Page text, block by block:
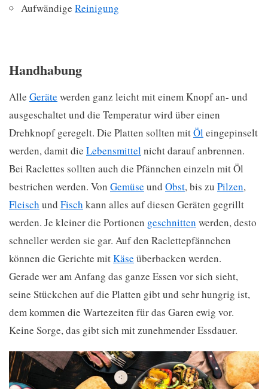
Aufwändige Reinigung
Handhabung
Alle Geräte werden ganz leicht mit einem Knopf an- und
ausgeschaltet und die Temperatur wird über einen
Drehknopf geregelt. Die Platten sollten mitÖleingepinselt
werden, damit die Lebensmittelnicht darauf anbrennen.
Bei Raclettes sollten auch die Pfännchen einzeln mit Öl
bestrichen werden. Von Gemüse und Obst, bis zu Pilzen,
Fleisch und Fisch kann alles auf diesen Geräten gegrillt
werden. Je kleiner die Portionen geschnitten werden, desto
schneller werden sie gar. Auf den Raclettepfännchen
können die Gerichte mitKäse überbacken werden.
Gerade wer am Anfang das ganze Essen vor sich sieht,
seine Stückchen auf die Platten gibt und sehr hungrig ist,
dem kommen die Wartezeiten für das Garen ewig vor.
Keine Sorge, das gibt sich mit zunehmender Essdauer.